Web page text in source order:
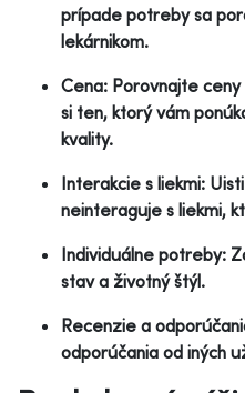
prípade potreby sa
lekárnikom.
Cena: Porovnajte
si ten, ktorý vám
kvality.
Interakcie s liekmi:
neinteraguje s liekmi,
Individuálne potreby:
stav a životný štýl.
Recenzie a
odporúčania od iných